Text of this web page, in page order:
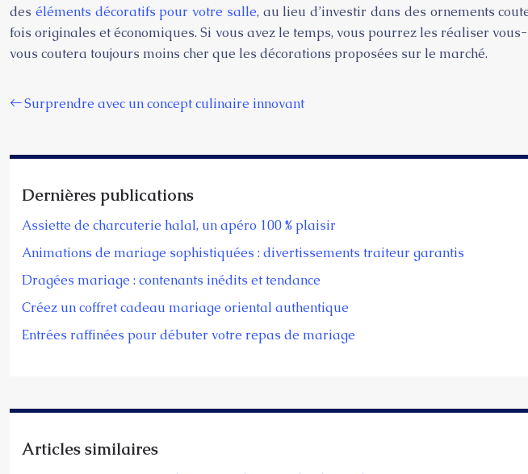
des éléments décoratifs pour votre salle, au lieu d’investir dans des ornements
fois originales et économiques. Si vous avez le temps, vous pourrez les réaliser
vous coutera toujours moins cher que les décorations proposées sur le marché.
Surprendre avec un concept culinaire innovant
Dernières publications
Assiette de charcuterie halal, un apéro 100 % plaisir
Animations de mariage sophistiquées : divertissements traiteur garantis
Dragées mariage : contenants inédits et tendance
Créez un coffret cadeau mariage oriental authentique
Entrées raffinées pour débuter votre repas de mariage
Articles similaires